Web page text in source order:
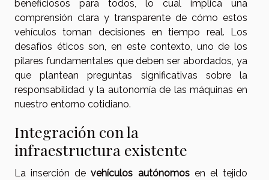
beneficiosos para todos, lo cual implica una
comprensión clara y transparente de cómo estos
vehículos toman decisiones en tiempo real. Los
desafíos éticos son, en este contexto, uno de los
pilares fundamentales que deben ser abordados, ya
que plantean preguntas significativas sobre la
responsabilidad y la autonomía de las máquinas en
nuestro entorno cotidiano.
Integración con la
infraestructura existente
La inserción devehículos autónomosen el tejido